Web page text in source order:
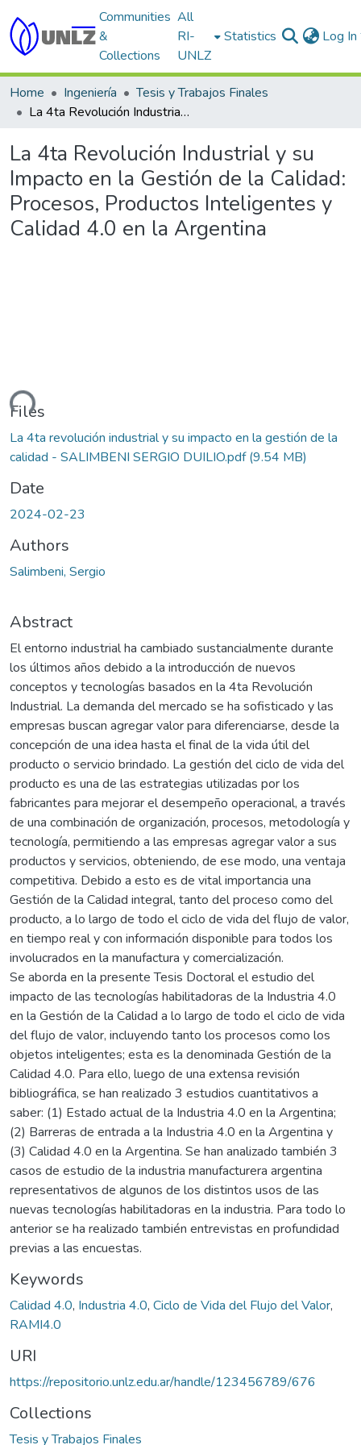
Communities
&
Collections
All
RI-
UNLZ
Statistics Log In
Home Ingeniería
Tesis y Trabajos Finales
La 4ta Revolución Industrial y su Impacto en la Gestión de la Calidad: Procesos, Productos Inteligentes y Calidad 4.0 en la Argentina
La 4ta Revolución Industrial y su
Impacto en la Gestión de la Calidad:
Procesos, Productos Inteligentes y
Calidad 4.0 en la Argentina
Files
La 4ta revolución industrial y su impacto en la gestión de la
calidad - SALIMBENI SERGIO DUILIO.pdf(9.54 MB)
Date
2024-02-23
Authors
Salimbeni, Sergio
Abstract
El entorno industrial ha cambiado sustancialmente durante
los últimos años debido a la introducción de nuevos
conceptos y tecnologías basados en la 4ta Revolución
Industrial. La demanda del mercado se ha sofisticado y las
empresas buscan agregar valor para diferenciarse, desde la
concepción de una idea hasta el final de la vida útil del
producto o servicio brindado. La gestión del ciclo de vida del
producto es una de las estrategias utilizadas por los
fabricantes para mejorar el desempeño operacional, a través
de una combinación de organización, procesos, metodología y
tecnología, permitiendo a las empresas agregar valor a sus
productos y servicios, obteniendo, de ese modo, una ventaja
competitiva. Debido a esto es de vital importancia una
Gestión de la Calidad integral, tanto del proceso como del
producto, a lo largo de todo el ciclo de vida del flujo de valor,
en tiempo real y con información disponible para todos los
involucrados en la manufactura y comercialización.
Se aborda en la presente Tesis Doctoral el estudio del
impacto de las tecnologías habilitadoras de la Industria 4.0
en la Gestión de la Calidad a lo largo de todo el ciclo de vida
del flujo de valor, incluyendo tanto los procesos como los
objetos inteligentes; esta es la denominada Gestión de la
Calidad 4.0. Para ello, luego de una extensa revisión
bibliográfica, se han realizado 3 estudios cuantitativos a
saber: (1) Estado actual de la Industria 4.0 en la Argentina;
(2) Barreras de entrada a la Industria 4.0 en la Argentina y
(3) Calidad 4.0 en la Argentina. Se han analizado también 3
casos de estudio de la industria manufacturera argentina
representativos de algunos de los distintos usos de las
nuevas tecnologías habilitadoras en la industria. Para todo lo
anterior se ha realizado también entrevistas en profundidad
previas a las encuestas.
Keywords
Calidad 4.0, Industria 4.0, Ciclo de Vida del Flujo del Valor,
RAMI4.0
URI
https://repositorio.unlz.edu.ar/handle/123456789/676
Collections
Tesis y Trabajos Finales